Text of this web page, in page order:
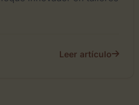
Leer artículo